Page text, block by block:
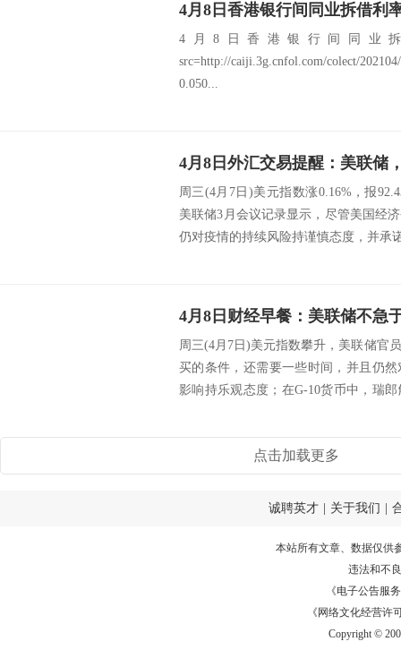
4月8日香港银行间同业拆借利
4月8日香港银行间同业拆
src=http://caiji.3g.cnfol.com/colect/
0.050...
4月8日外汇交易提醒：美联储
周三(4月7日)美元指数涨0.16%，报
美联储3月会议记录显示，尽管美国经
仍对疫情的持续风险持谨慎态度，并承
周三(4月7日)美元指数攀升，美联储官
买的条件，还需要一些时间，并且仍
影响持乐观态度；在G-10货币中，瑞
点击加载更多
诚聘英才 关于我们
本站所有文章、数据仅供
违法和不
《电子公告服务
《网络文化经营许
Copyright ©